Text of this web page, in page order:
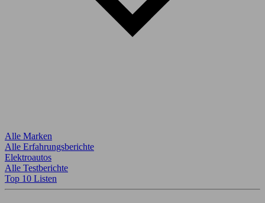
Alle Marken
Alle Erfahrungsberichte
Elektroautos
Alle Testberichte
Top 10 Listen